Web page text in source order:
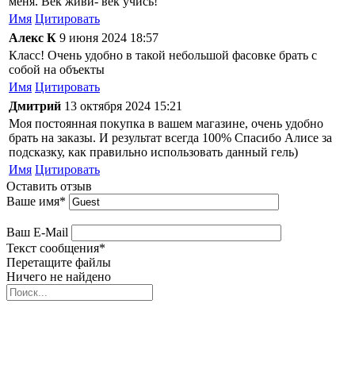
Имя Цитировать
Алекс К 9 июня 2024 18:57
Класс! Очень удобно в такой небольшой фасовке брать с
собой на объекты
Имя Цитировать
Дмитрий 13 октября 2024 15:21
Моя постоянная покупка в вашем магазине, очень удобно
брать на заказы. И результат всегда 100% Спасибо Алисе за
подсказку, как правильно использовать данный гель)
Имя Цитировать
Оставить отзыв
Ваше имя*
Ваш E-Mail
Текст сообщения*
Перетащите файлы
Ничего не найдено